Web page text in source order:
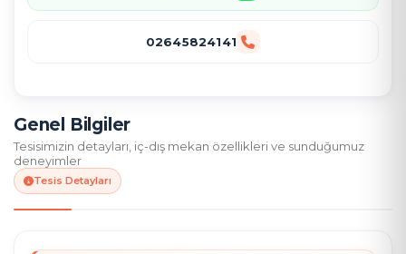
Genel Bilgiler
Tesisimizin detayları, iç-dış mekan özellikleri ve sunduğumuz
deneyimler
Tesis Detayları
02645824141